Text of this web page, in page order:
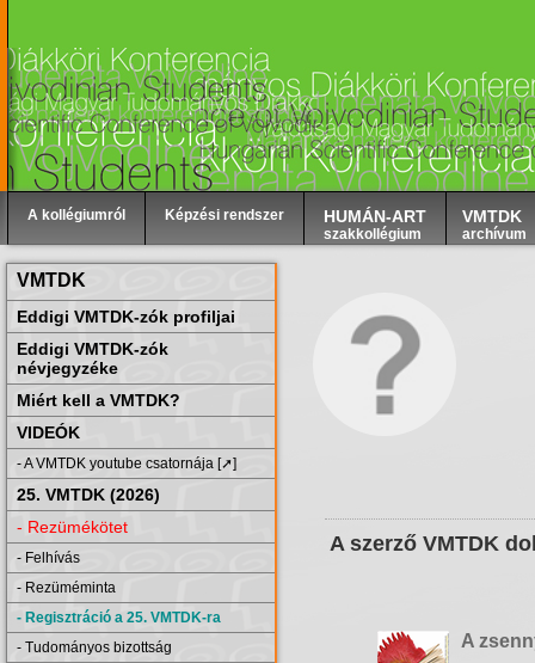
A kollégiumról Képzési rendszer HUMÁN-ART
szakkollégium
VMTDK
archívum
VMTDK
Eddigi VMTDK-zók profiljai
Eddigi VMTDK-zók
névjegyzéke
Miért kell a VMTDK?
VIDEÓK
- A VMTDK youtube csatornája [➚]
25. VMTDK (2026)
- Rezümékötet
- Felhívás
- Rezüméminta
- Regisztráció a 25. VMTDK-ra
- Tudományos bizottság
A szerző VMTDK
A